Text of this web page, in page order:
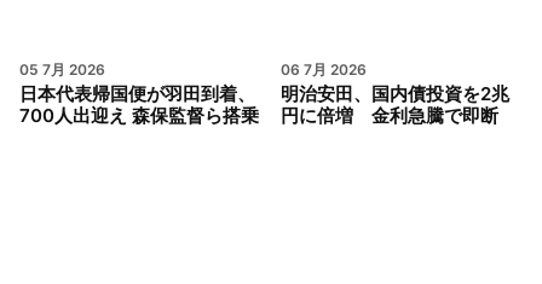
05 7月 2026
日本代表帰国便が羽田到着、
700人出迎え 森保監督ら搭乗
06 7月 2026
明治安田、国内債投資を2兆
円に倍増 金利急騰で即断